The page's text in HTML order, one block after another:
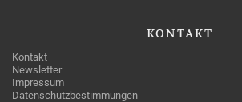
KONTAKT
Kontakt
Newsletter
Impressum
Datenschutzbestimmungen